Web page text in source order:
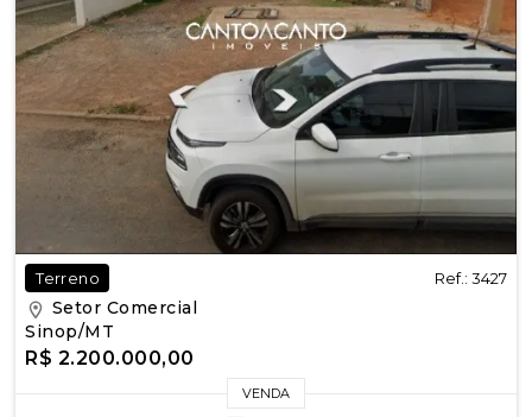
Terreno Ref.: 3427
Setor Comercial
Sinop/MT
R$ 2.200.000,00
VENDA